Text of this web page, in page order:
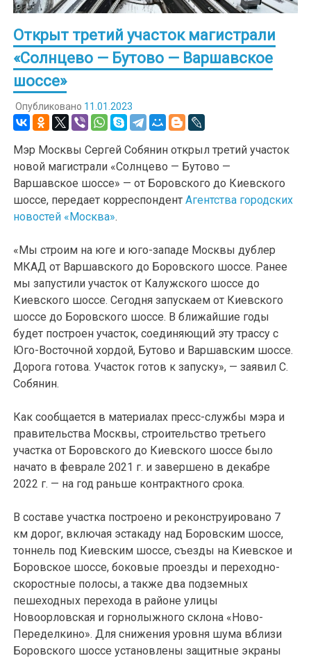
Открыт третий участок магистрали
«Солнцево — Бутово — Варшавское
шоссе»
Опубликовано 11.01.2023
Мэр Москвы Сергей Собянин открыл третий участок
новой магистрали «Солнцево — Бутово —
Варшавское шоссе» — от Боровского до Киевского
шоссе, передает корреспондентАгентства городских
новостей «Москва».
«Мы строим на юге и юго-западе Москвы дублер
МКАД от Варшавского до Боровского шоссе. Ранее
мы запустили участок от Калужского шоссе до
Киевского шоссе. Сегодня запускаем от Киевского
шоссе до Боровского шоссе. В ближайшие годы
будет построен участок, соединяющий эту трассу с
Юго-Восточной хордой, Бутово и Варшавским шоссе.
Дорога готова. Участок готов к запуску», — заявил С.
Собянин.
Как сообщается в материалах пресс-службы мэра и
правительства Москвы, строительство третьего
участка от Боровского до Киевского шоссе было
начато в феврале 2021 г. и завершено в декабре
2022 г. — на год раньше контрактного срока.
В составе участка построено и реконструировано 7
км дорог, включая эстакаду над Боровским шоссе,
тоннель под Киевским шоссе, съезды на Киевское и
Боровское шоссе, боковые проезды и переходно-
скоростные полосы, а также два подземных
пешеходных перехода в районе улицы
Новоорловская и горнолыжного склона «Ново-
Переделкино». Для снижения уровня шума вблизи
Боровского шоссе установлены защитные экраны